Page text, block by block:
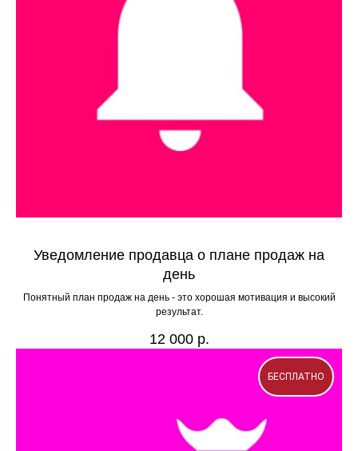
Уведомление продавца о плане продаж на
день
Понятный план продаж на день - это хорошая мотивация и высокий
результат.
12 000 р.
БЕСПЛАТНО